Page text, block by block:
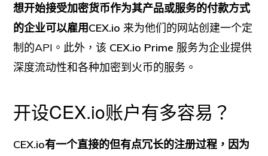
想开始接受加密货币作为其产品或服务的付款方式
的企业可以雇用CEX.io 来为他们的网站创建一个定
制的API。此外，该 CEX.io Prime 服务为企业提供
深度流动性和各种加密到火币的服务。
开设CEX.io账户有多容易？
CEX.io有一个直接的但有点冗长的注册过程，因为